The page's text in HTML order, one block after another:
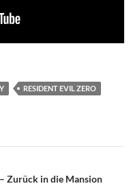
RESIDENT EVIL ZERO
– Zurück in die Mansion